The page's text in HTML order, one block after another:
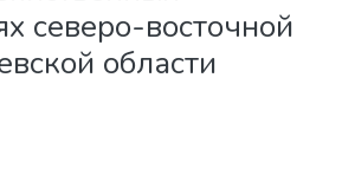
северо-восточной
области